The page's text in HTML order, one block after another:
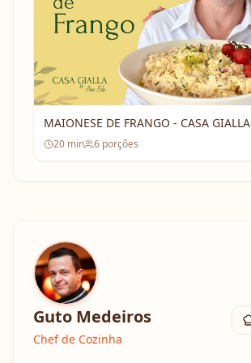
MAIONESE DE FRANGO - CASA GIALLA
20 min 6 porções
Guto Medeiros
Chef de Cozinha